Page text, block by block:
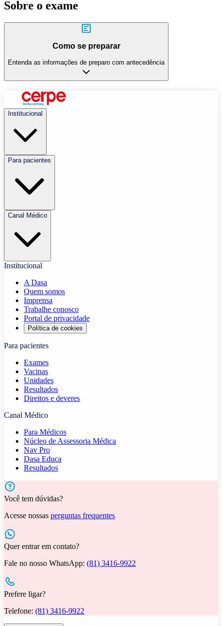
Sobre o exame
Como se preparar
Entenda as informações de preparo com antecedência
Institucional
Para pacientes
Canal Médico
Institucional
A Dasa
Quem somos
Imprensa
Trabalhe conosco
Portal de privacidade
Política de cookies
Para pacientes
Exames
Vacinas
Unidades
Resultados
Direitos e deveres
Canal Médico
Para Médicos
Núcleo de Assessoria Médica
Nav Pro
Dasa Educa
Resultados
Você tem dúvidas?
Acesse nossas perguntas frequentes
Quer entrar em contato?
Fale no nosso WhatsApp: (81) 3416-9922
Prefere ligar?
Telefone: (81) 3416-9922